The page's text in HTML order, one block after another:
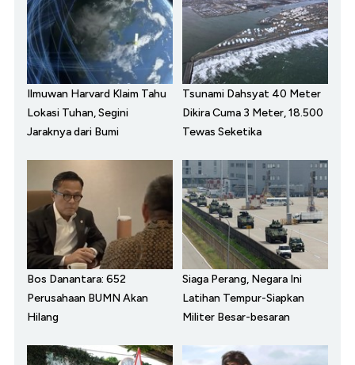
Ilmuwan Harvard Klaim Tahu
Lokasi Tuhan, Segini
Jaraknya dari Bumi
Tsunami Dahsyat 40 Meter
Dikira Cuma 3 Meter, 18.500
Tewas Seketika
Bos Danantara: 652
Perusahaan BUMN Akan
Hilang
Siaga Perang, Negara Ini
Latihan Tempur-Siapkan
Militer Besar-besaran